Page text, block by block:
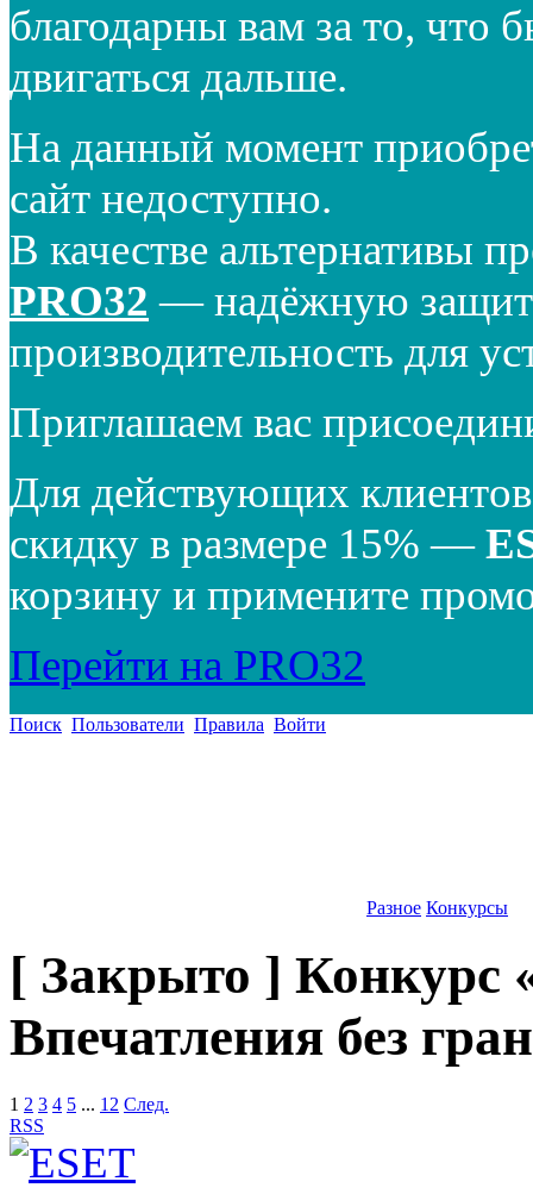
благодарны вам за то, что
двигаться дальше.
На данный момент
сайт недоступно.
В качестве альтернативы
PRO32 — надёжную
производительность для
Приглашаем вас
Для действующих
скидку в размере 15% —
корзину и примените
Перейти на PRO32
Поиск Пользователи Правила Войти
Разное Конкурсы
[ Закрыто ] Конкурс
Впечатления без
1 2 3 4 5 ... 12 След.
RSS